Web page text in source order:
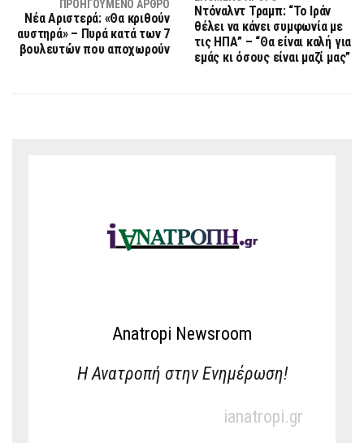
ΠΡΟΗΓΟΎΜΕΝΟ ΆΡΘΡΟ
Νέα Αριστερά: «Θα κριθούν
αυστηρά» – Πυρά κατά των 7
βουλευτών που αποχωρούν
Ντόναλντ Τραμπ: “Το Ιράν
θέλει να κάνει συμφωνία με
τις ΗΠΑ” – “Θα είναι καλή για
εμάς κι όσους είναι μαζί μας”
Anatropi Newsroom
Η Ανατροπή στην Ενημέρωση!
ianatropi.gr